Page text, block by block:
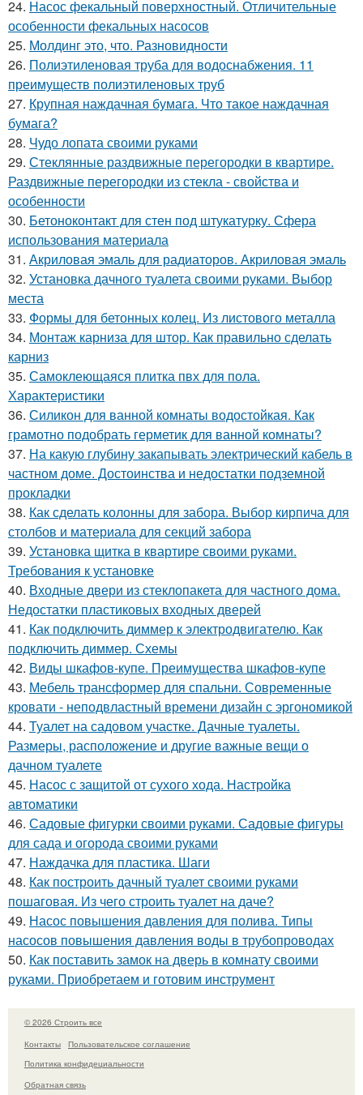
24. Насос фекальный поверхностный. Отличительные
особенности фекальных насосов
25. Молдинг это, что. Разновидности
26. Полиэтиленовая труба для водоснабжения. 11
преимуществ полиэтиленовых труб
27. Крупная наждачная бумага. Что такое наждачная
бумага?
28. Чудо лопата своими руками
29. Стеклянные раздвижные перегородки в квартире.
Раздвижные перегородки из стекла - свойства и
особенности
30. Бетоноконтакт для стен под штукатурку. Сфера
использования материала
31. Акриловая эмаль для радиаторов. Акриловая эмаль
32. Установка дачного туалета своими руками. Выбор
места
33. Формы для бетонных колец. Из листового металла
34. Монтаж карниза для штор. Как правильно сделать
карниз
35. Самоклеющаяся плитка пвх для пола.
Характеристики
36. Силикон для ванной комнаты водостойкая. Как
грамотно подобрать герметик для ванной комнаты?
37. На какую глубину закапывать электрический кабель в
частном доме. Достоинства и недостатки подземной
прокладки
38. Как сделать колонны для забора. Выбор кирпича для
столбов и материала для секций забора
39. Установка щитка в квартире своими руками.
Требования к установке
40. Входные двери из стеклопакета для частного дома.
Недостатки пластиковых входных дверей
41. Как подключить диммер к электродвигателю. Как
подключить диммер. Схемы
42. Виды шкафов-купе. Преимущества шкафов-купе
43. Мебель трансформер для спальни. Современные
кровати - неподвластный времени дизайн с эргономикой
44. Туалет на садовом участке. Дачные туалеты.
Размеры, расположение и другие важные вещи о
дачном туалете
45. Насос с защитой от сухого хода. Настройка
автоматики
46. Садовые фигурки своими руками. Садовые фигуры
для сада и огорода своими руками
47. Наждачка для пластика. Шаги
48. Как построить дачный туалет своими руками
пошаговая. Из чего строить туалет на даче?
49. Насос повышения давления для полива. Типы
насосов повышения давления воды в трубопроводах
50. Как поставить замок на дверь в комнату своими
руками. Приобретаем и готовим инструмент
© 2026 Строить все
Контакты
Пользовательское соглашение
Политика конфидециальности
Обратная связь